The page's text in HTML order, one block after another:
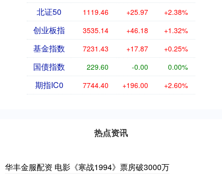
北证50 1119.46 +25.97 +2.38%
创业板指 3535.14 +46.18 +1.32%
基金指数 7231.43 +17.87 +0.25%
国债指数 229.60 -0.00 0.00%
期指IC0 7744.40 +196.00 +2.60%
热点资讯
华丰金服配资 电影《寒战1994》票房破3000万